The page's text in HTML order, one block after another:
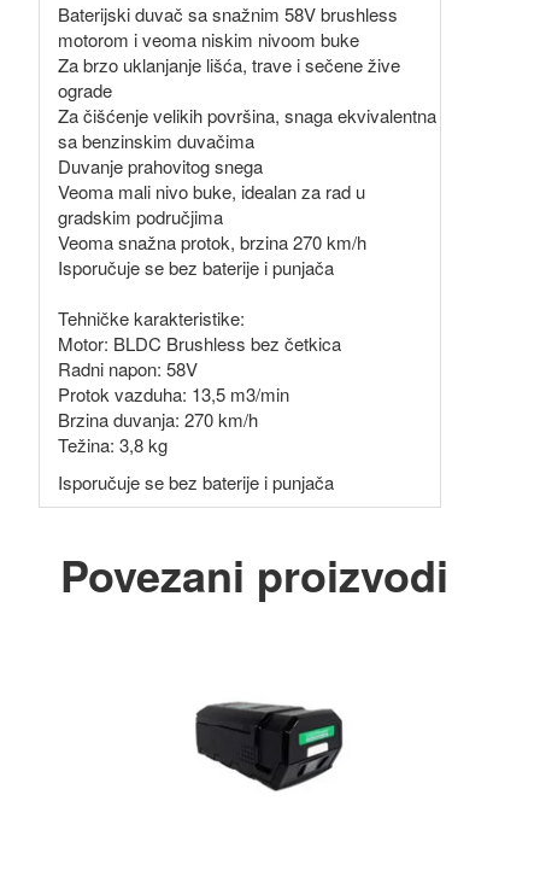
Baterijski duvač sa snažnim 58V brushless
motorom i veoma niskim nivoom buke
Za brzo uklanjanje lišća, trave i sečene žive
ograde
Za čišćenje velikih površina, snaga ekvivalentna
sa benzinskim duvačima
Duvanje prahovitog snega
Veoma mali nivo buke, idealan za rad u
gradskim područjima
Veoma snažna protok, brzina 270 km/h
Isporučuje se bez baterije i punjača
Tehničke karakteristike:
Motor: BLDC Brushless bez četkica
Radni napon: 58V
Protok vazduha: 13,5 m3/min
Brzina duvanja: 270 km/h
Težina: 3,8 kg
Isporučuje se bez baterije i punjača
Povezani proizvodi